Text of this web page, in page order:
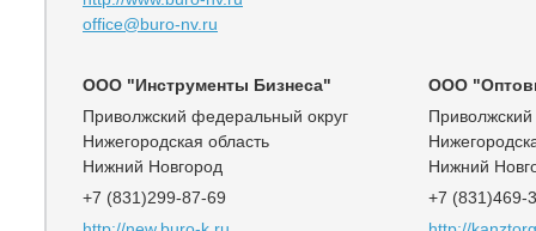
office@buro-nv.ru
ООО "Инструменты Бизнеса"
Приволжский федеральный округ
Нижегородская область
Нижний Новгород
+7 (831)299-87-69
ООО
Нижний
+7 (831)469-